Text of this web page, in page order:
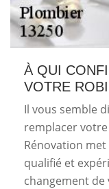
À QUI
VOTRE
Il vous semble
remplacer
Rénovation
qualifié et
changement